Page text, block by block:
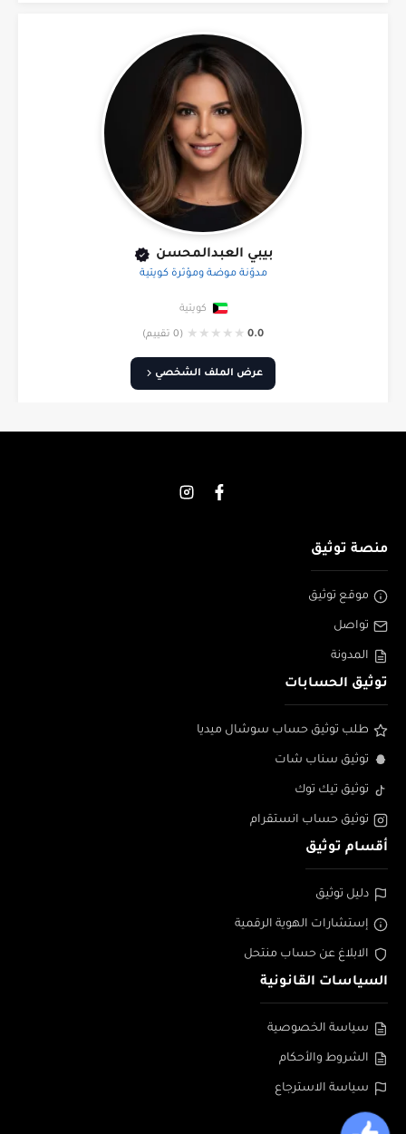
بيبي العبدالمحسن
مدوّنة موضة ومؤثرة كويتية
كويتية
0.0
★
★
★
★
★ (0 تقييم)
عرض الملف الشخصي
منصة توثيق
موقع توثيق
تواصل
المدونة
توثيق الحسابات
طلب توثيق حساب سوشال ميديا
توثيق سناب شات
توثيق تيك توك
توثيق حساب انستقرام
أقسام توثيق
دليل توثيق
إستشارات الهوية الرقمية
الابلاغ عن حساب منتحل
السياسات القانونية
سياسة الخصوصية
الشروط والأحكام
سياسة الاسترجاع